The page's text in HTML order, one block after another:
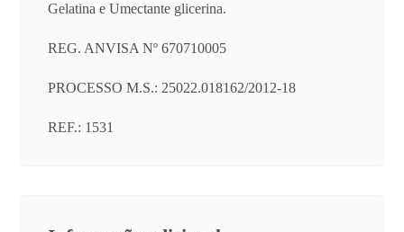
Gelatina e Umectante glicerina.
REG. ANVISA Nº 670710005
PROCESSO M.S.: 25022.018162/2012-18
REF.: 1531